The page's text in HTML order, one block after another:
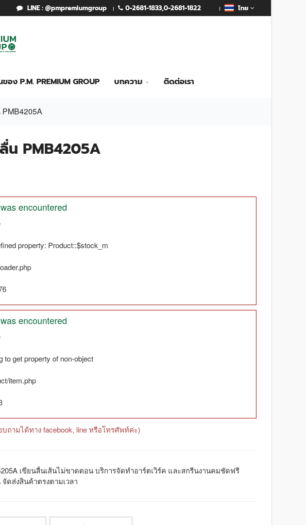
LINE : @pmpremiumgroup 0-2681-1833,0-2681-1822 ไทย
อง P.M. PREMIUM GROUP บทความ ติดต่อเรา
น PMB4205A
encountered
property: Product::$stock_m
encountered
to get property of non-object
item.php
ถามได้ทาง facebook, line หรือโทรศัพท์ค่ะ)
เขียนลื่นเส้นไม่ขาดตอน บริการจัดทำอาร์ตเวิร์ค และสกรีนงานคมชัดฟรี
ดส่งสินค้าตรงตามเวลา